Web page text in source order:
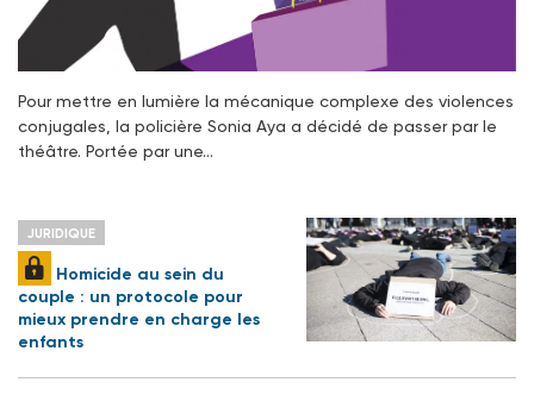
Pour mettre en lumière la mécanique complexe des violences
conjugales, la policière Sonia Aya a décidé de passer par le
théâtre. Portée par une…
JURIDIQUE
Homicide au sein du
couple : un protocole pour
mieux prendre en charge les
enfants